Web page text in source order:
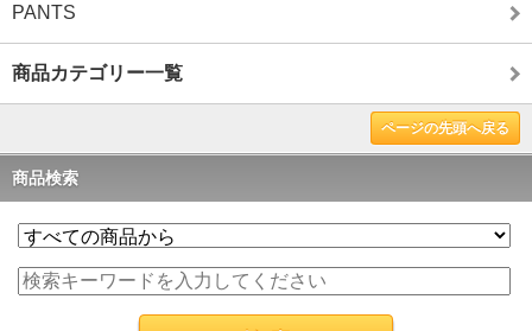
PANTS
商品カテゴリー一覧
ページの先頭へ戻る
商品検索